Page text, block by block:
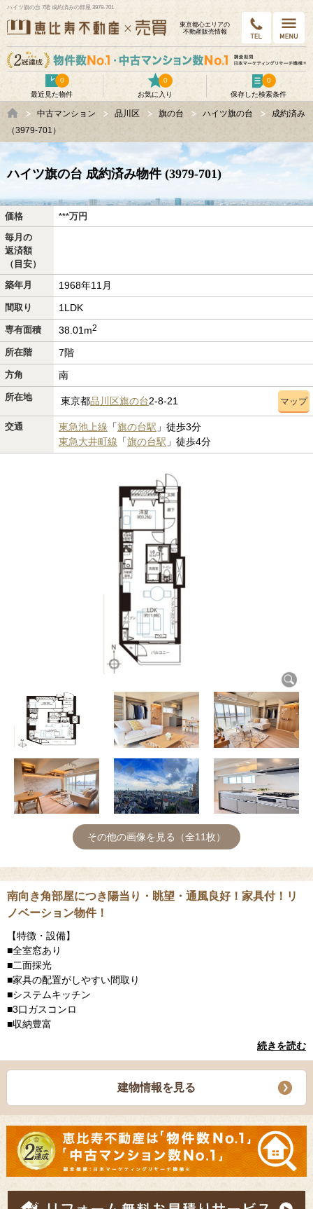
ハイツ旗の台 7階 成約済みの部屋 3979-701
東京都⼼エリアの
不動産販売情報
最近見た物件
0
お気に入り
0
保存した検索条件
0
中古マンション 品川区 旗の台 ハイツ旗の台
成約済み
（3979-701）
ハイツ旗の台 成約済み物件 (3979-701)
価格 ***万円
毎月の
返済額
（目安）
築年月
1968年11月
間取り 1LDK
専有面積 38.01m2
所在階 7階
方角 南
所在地 東京都品川区旗の台2-8-21 マップ
交通 東急池上線 「旗の台駅 」徒歩3分
東急大井町線 「旗の台駅 」徒歩4分
その他の画像を見る（全11枚）
南向き角部屋につき陽当り・眺望・通風良好！家具付！リ
ノベーション物件！
【特徴・設備】
■全室窓あり
■二面採光
■家具の配置がしやすい間取り
■システムキッチン
■3口ガスコンロ
■収納豊富
続きを読む
建物情報を見る